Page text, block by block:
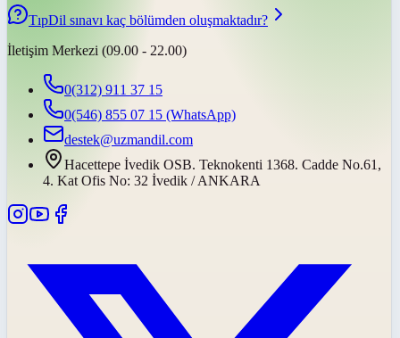
TıpDil sınavı kaç bölümden oluşmaktadır?
İletişim Merkezi (09.00 - 22.00)
0(312) 911 37 15
0(546) 855 07 15 (WhatsApp)
destek@uzmandil.com
Hacettepe İvedik OSB. Teknokenti 1368. Cadde No.61,
4. Kat Ofis No: 32 İvedik / ANKARA